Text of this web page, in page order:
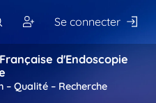
Se connecter
d'Endoscopie
– Qualité – Recherche